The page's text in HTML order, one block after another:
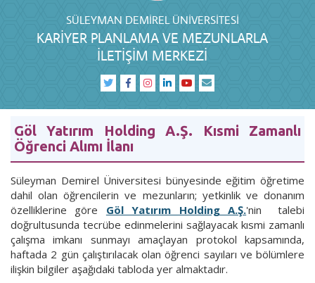
SÜLEYMAN DEMIREL ÜNIVERSITESI
KARIYER PLANLAMA VE MEZUNLARLA
İLETIŞIM MERKEZI
PROJELERIMIZ
İLETIŞIM
Göl Yatırım Holding A.Ş. Kısmi Zamanlı
Öğrenci Alımı İlanı
Süleyman Demirel Üniversitesi bünyesinde eğitim öğretime
dahil olan öğrencilerin ve mezunların; yetkinlik ve donanım
özelliklerine göre Göl Yatırım Holding A.Ş.'nin talebi
doğrultusunda tecrübe edinmelerini sağlayacak kısmi zamanlı
çalışma imkanı sunmayı amaçlayan protokol kapsamında,
haftada 2 gün çalıştırılacak olan öğrenci sayıları ve bölümlere
ilişkin bilgiler aşağıdaki tabloda yer almaktadır.